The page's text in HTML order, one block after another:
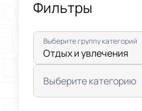
Фильтры
Выберите группу категорий
Отдых и увлечения
Выберите категорию